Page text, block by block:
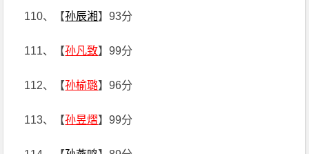
110、【孙辰湘】93分
111、【孙凡致】99分
112、【孙榆璐】96分
113、【孙昱熠】99分